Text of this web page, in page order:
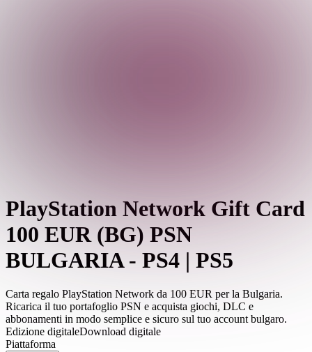
PlayStation Network Gift Card
100 EUR (BG) PSN
BULGARIA - PS4 | PS5
Carta regalo PlayStation Network da 100 EUR per la Bulgaria.
Ricarica il tuo portafoglio PSN e acquista giochi, DLC e
abbonamenti in modo semplice e sicuro sul tuo account bulgaro.
Edizione digitaleDownload digitale
Piattaforma